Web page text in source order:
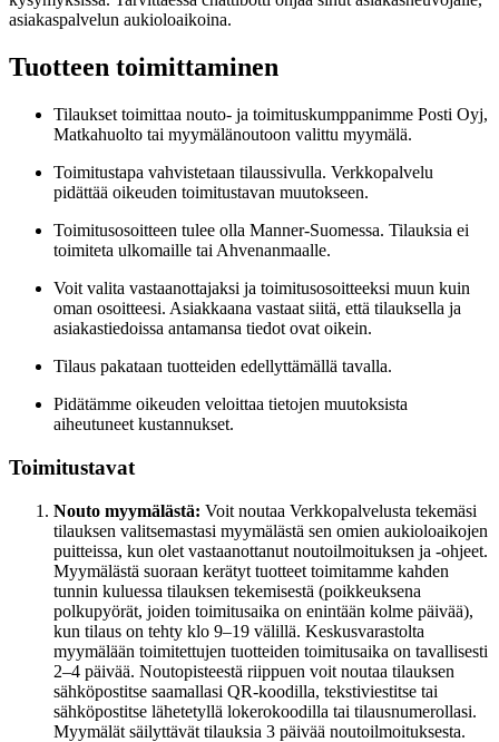
asiakaspalvelun aukioloaikoina.
Tuotteen toimittaminen
Tilaukset toimittaa nouto- ja toimituskumppanimme Posti Oyj,
Matkahuolto tai myymälänoutoon valittu myymälä.
Toimitustapa vahvistetaan tilaussivulla. Verkkopalvelu
pidättää oikeuden toimitustavan muutokseen.
Toimitusosoitteen tulee olla Manner-Suomessa. Tilauksia ei
toimiteta ulkomaille tai Ahvenanmaalle.
Voit valita vastaanottajaksi ja toimitusosoitteeksi muun kuin
oman osoitteesi. Asiakkaana vastaat siitä, että tilauksella ja
asiakastiedoissa antamansa tiedot ovat oikein.
Tilaus pakataan tuotteiden edellyttämällä tavalla.
Pidätämme oikeuden veloittaa tietojen muutoksista
aiheutuneet kustannukset.
Toimitustavat
Nouto myymälästä: Voit noutaa Verkkopalvelusta tekemäsi
tilauksen valitsemastasi myymälästä sen omien aukioloaikojen
puitteissa, kun olet vastaanottanut noutoilmoituksen ja -ohjeet.
Myymälästä suoraan kerätyt tuotteet toimitamme kahden
tunnin kuluessa tilauksen tekemisestä (poikkeuksena
polkupyörät, joiden toimitusaika on enintään kolme päivää),
kun tilaus on tehty klo 9–19 välillä. Keskusvarastolta
myymälään toimitettujen tuotteiden toimitusaika on tavallisesti
2–4 päivää. Noutopisteestä riippuen voit noutaa tilauksen
sähköpostitse saamallasi QR-koodilla, tekstiviestitse tai
sähköpostitse lähetetyllä lokerokoodilla tai tilausnumerollasi.
Myymälät säilyttävät tilauksia 3 päivää noutoilmoituksesta.